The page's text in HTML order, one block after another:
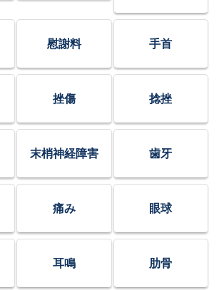
慰謝料 手首
挫傷 捻挫
末梢神経障害 歯牙
痛み 眼球
耳鳴 肋骨